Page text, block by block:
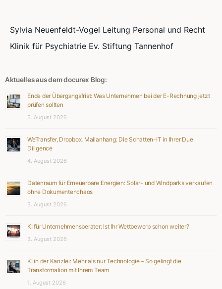
Sylvia Neuenfeldt-Vogel Leitung Personal und Recht
Klinik für Psychiatrie Ev. Stiftung Tannenhof
Aktuelles aus dem docurex Blog:
Ende der Übergangsfrist: Was Unternehmen bei der E-Rechnung jetzt
prüfen sollten
5. August 2026
WeTransfer, Dropbox, Mailanhang: Die Schatten-IT in Ihrer Due
Diligence
4. August 2026
Datenraum für Erneuerbare Energien: Solar- und Windparks verkaufen
ohne Dokumentenchaos
3. August 2026
KI für Unternehmensberater: Ist Ihr Wettbewerb schon weiter?
3. August 2026
KI in der Kanzlei: Mehr als nur Technologie – So gelingt die
Transformation mit Ihrem Team
1. August 2026